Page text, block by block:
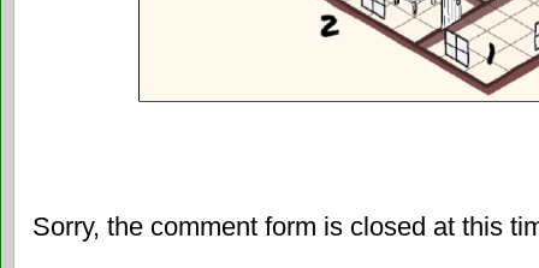
Sorry, the comment form is closed at this